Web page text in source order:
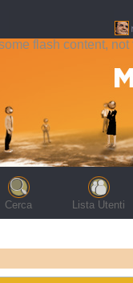
flash content, not
Cerca Lista Utenti